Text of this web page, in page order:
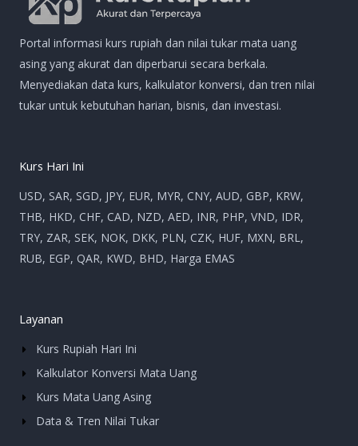
Portal informasi kurs rupiah dan nilai tukar mata uang
asing yang akurat dan diperbarui secara berkala.
Menyediakan data kurs, kalkulator konversi, dan tren nilai
tukar untuk kebutuhan harian, bisnis, dan investasi.
Kurs Hari Ini
USD, SAR, SGD, JPY, EUR, MYR, CNY, AUD, GBP, KRW,
THB, HKD, CHF, CAD, NZD, AED, INR, PHP, VND, IDR,
TRY, ZAR, SEK, NOK, DKK, PLN, CZK, HUF, MXN, BRL,
RUB, EGP, QAR, KWD, BHD, Harga EMAS
Layanan
Kurs Rupiah Hari Ini
Kalkulator Konversi Mata Uang
Kurs Mata Uang Asing
Data & Tren Nilai Tukar